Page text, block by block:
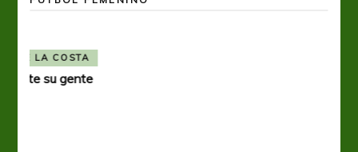
FÚTBOL FEMENINO
Tiro se quedó con la primera semifinal